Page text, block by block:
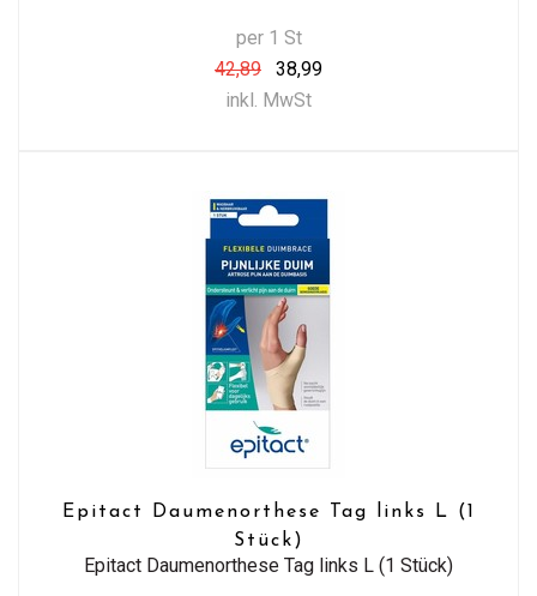
per 1 St
42,89
38,99
inkl. MwSt
Epitact Daumenorthese Tag links L (1
Stück)
Epitact Daumenorthese Tag links L (1 Stück)